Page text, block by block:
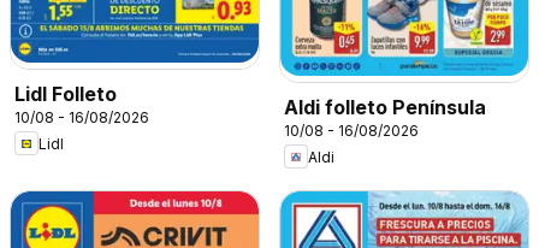
Lidl Folleto
10/08 - 16/08/2026
Lidl
Aldi folleto Península
10/08 - 16/08/2026
Aldi